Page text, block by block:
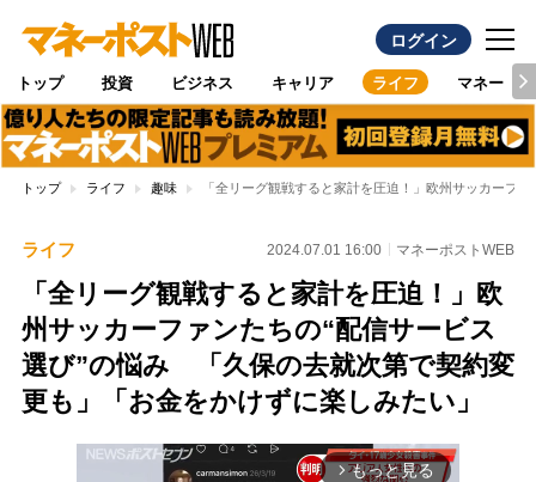
ログイン
トップ 投資 ビジネス キャリア ライフ マネー
トップ ライフ 趣味 「全リーグ観戦すると家計を圧迫！」欧州サッカーフ
ライフ 2024.07.01 16:00 マネーポストWEB
「全リーグ観戦すると家計を圧迫！」欧
州サッカーファンたちの“配信サービス
選び”の悩み 「久保の去就次第で契約変
更も」「お金をかけずに楽しみたい」
arrow_forward_ios もっと見る